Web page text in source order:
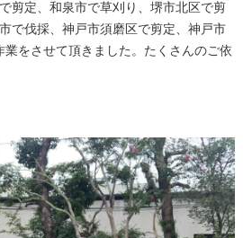
剪定、和泉市で草刈り、堺市北区で剪
で伐採、神戸市須磨区で剪定、神戸市
をさせて頂きました。たくさんのご依